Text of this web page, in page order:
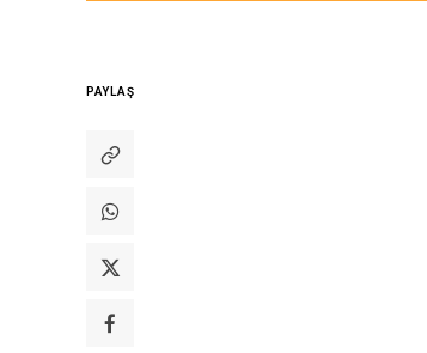
PAYLAŞ